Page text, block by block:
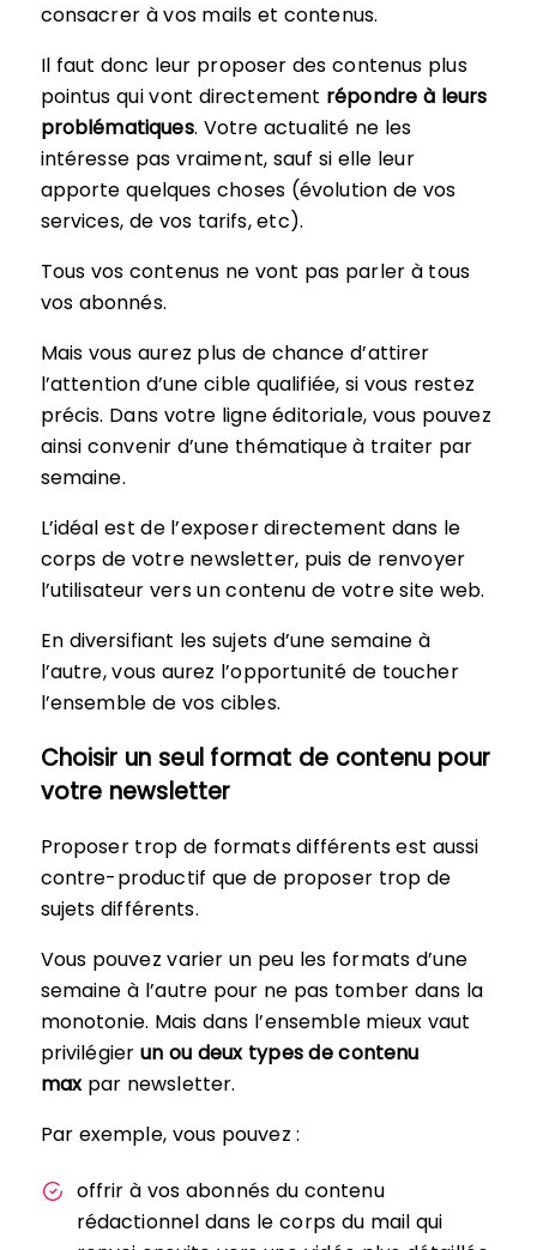
consacrer à vos mails et contenus.
Il faut donc leur proposer des contenus plus
pointus qui vont directement répondre à leurs
problématiques. Votre actualité ne les
intéresse pas vraiment, sauf si elle leur
apporte quelques choses (évolution de vos
services, de vos tarifs, etc).
Tous vos contenus ne vont pas parler à tous
vos abonnés.
Mais vous aurez plus de chance d’attirer
l’attention d’une cible qualifiée, si vous restez
précis. Dans votre ligne éditoriale, vous pouvez
ainsi convenir d’une thématique à traiter par
semaine.
L’idéal est de l’exposer directement dans le
corps de votre newsletter, puis de renvoyer
l’utilisateur vers un contenu de votre site web.
En diversifiant les sujets d’une semaine à
l’autre, vous aurez l’opportunité de toucher
l’ensemble de vos cibles.
Choisir un seul format de contenu pour
votre newsletter
Proposer trop de formats différents est aussi
contre-productif que de proposer trop de
sujets différents.
Vous pouvez varier un peu les formats d’une
semaine à l’autre pour ne pas tomber dans la
monotonie. Mais dans l’ensemble mieux vaut
privilégier un ou deux types de contenu
maxpar newsletter.
Par exemple, vous pouvez :
offrir à vos abonnés du contenu
rédactionnel dans le corps du mail qui